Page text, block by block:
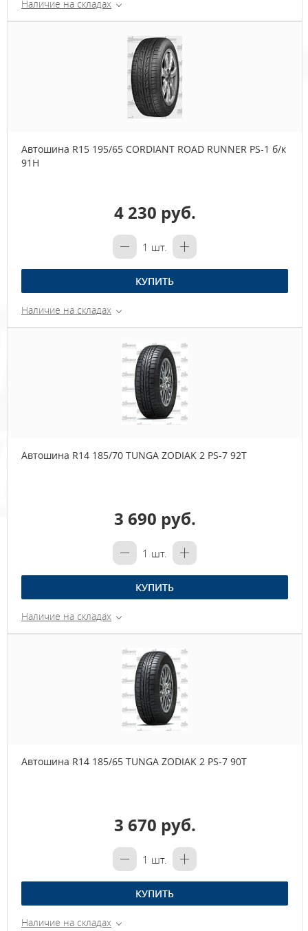
Наличие на складах
Автошина R15 195/65 CORDIANT ROAD RUNNER PS-1 б/к
91H
4 230 руб.
1 шт.
КУПИТЬ
Наличие на складах
Автошина R14 185/70 TUNGA ZODIAK 2 PS-7 92Т
3 690 руб.
1 шт.
КУПИТЬ
Наличие на складах
Автошина R14 185/65 TUNGA ZODIAK 2 PS-7 90Т
3 670 руб.
1 шт.
КУПИТЬ
Наличие на складах